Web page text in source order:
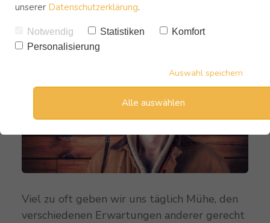
Buch
Download
4 SHARES
Viel zu oft geben wir uns täglich Mühe, den
verschiedenen Erwartungen anderer gerecht
unserer Datenschutzerklärung.
Notwendig Statistiken
Komfort
Personalisierung
Auswahl speichern
Alle auswählen